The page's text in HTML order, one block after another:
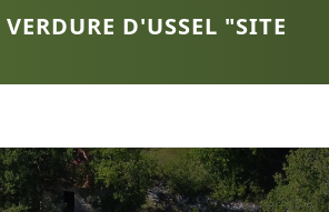
D'USSEL "SITE